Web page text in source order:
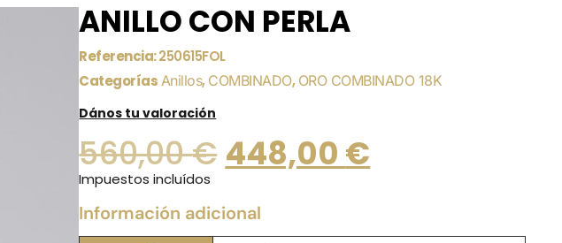
ANILLO CON PERLA
Referencia:250615FOL
Categorías Anillos, COMBINADO, ORO COMBINADO 18K
Dános tu valoración
560,00€ 448,00 €
Impuestos incluídos
Información adicional